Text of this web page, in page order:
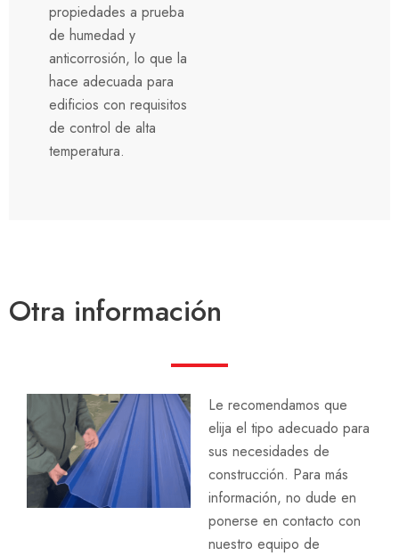
propiedades a prueba
de humedad y
anticorrosión, lo que la
hace adecuada para
edificios con requisitos
de control de alta
temperatura.
Otra información
Le recomendamos que
elija el tipo adecuado para
sus necesidades de
construcción. Para más
información, no dude en
ponerse en contacto con
nuestro equipo de